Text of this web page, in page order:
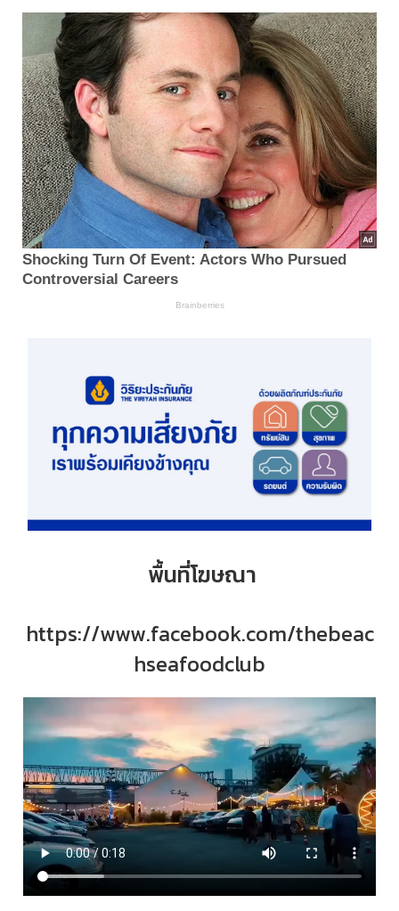
พื้นที่โฆษณา
https://www.facebook.com/thebeac
hseafoodclub